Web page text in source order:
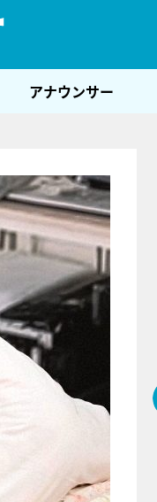
アナウンサー
げーみんぐ』＝LOV
＆佐々木舞香SPインタ